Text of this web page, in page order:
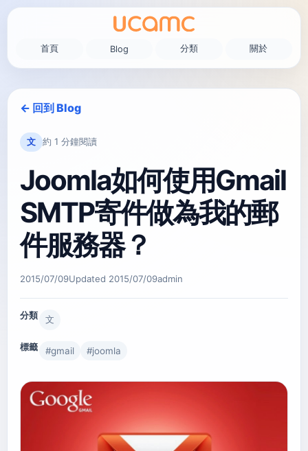
首頁 Blog 分類 關於
← 回到 Blog
文 約 1 分鐘閱讀
Joomla如何使用Gmail
SMTP寄件做為我的郵
件服務器？
2015/07/09Updated 2015/07/09admin
分類 文
標籤 #gmail #joomla